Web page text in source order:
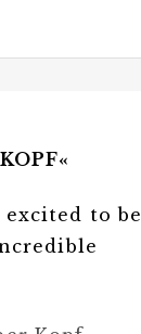
excited to be